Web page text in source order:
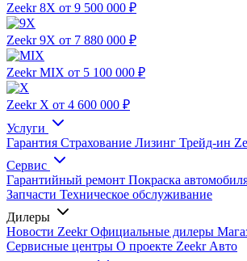
Zeekr 8X от 9 500 000 ₽
Zeekr 9X от 7 880 000 ₽
Zeekr MIX от 5 100 000 ₽
Zeekr X от 4 600 000 ₽
Услуги
Гарантия Страхование Лизинг Трейд-ин
Сервис
Гарантийный ремонт Покраска
Запчасти Техническое обслуживание
Дилеры
Новости ZeekrОфициальные дилеры
Сервисные центры О проекте Zeekr Авто